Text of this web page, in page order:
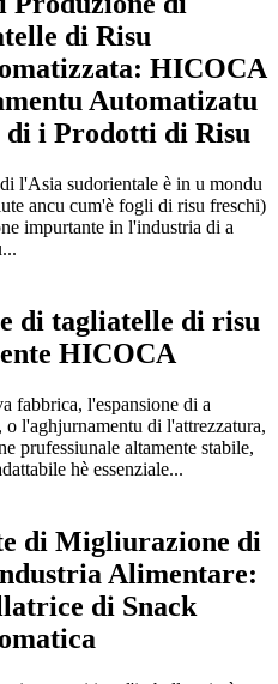
di Risu
HICOCA
Automatizatu
di i Prodotti di Risu
l'Asia sudorientale è in u mondu
ancu cum'è fogli di risu freschi)
impurtante in l'industria di a
di tagliatelle di risu
HICOCA
fabbrica, l'espansione di a
o l'aghjurnamentu di l'attrezzatura,
prufessiunale altamente stabile,
hè essenziale...
di Migliurazione di
Alimentare:
di Snack